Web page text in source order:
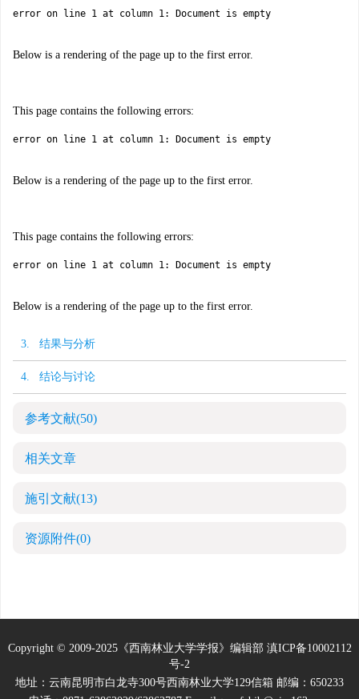
error on line 1 at column 1: Document is empty
Below is a rendering of the page up to the first error.
This page contains the following errors:
error on line 1 at column 1: Document is empty
Below is a rendering of the page up to the first error.
This page contains the following errors:
error on line 1 at column 1: Document is empty
Below is a rendering of the page up to the first error.
3. 结果与分析
4. 结论与讨论
参考文献(50)
相关文章
施引文献(13)
资源附件(0)
Copyright © 2009-2025《西南林业大学学报》编辑部 滇ICP备10002112
号-2
地址：云南昆明市白龙寺300号西南林业大学129信箱 邮编：650233